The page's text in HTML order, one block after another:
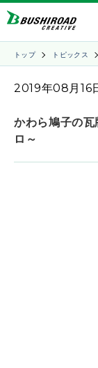
トップ トピックス
2019年08月16
かわら鳩子の
ロ～